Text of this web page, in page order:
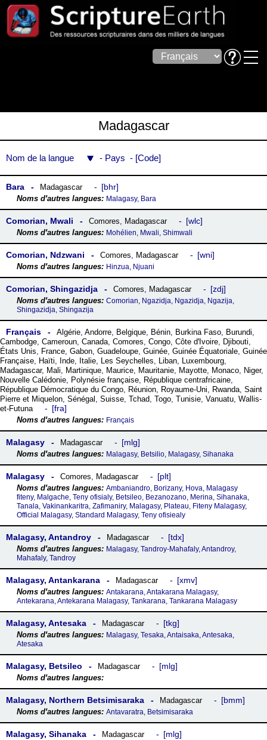
Madagascar
Nom de la langue Pays Code
Bara Madagascar bhr
Malagasy, Bara
Comorian, Mwali Comores, Madagascar wlc
Mohélien, Mwali, Shimwali
Comorian, Ndzwani Comores, Madagascar wni
Hinzua, Njuani
Comorian, Shingazidja Comores, Madagascar zdj
Comorian, Ngazidja, Ngazidja, Ngazija,
Shingazidja, Shingazija
Français Algérie, Andorre, Belgique, Bénin, Burkina Faso, Burundi,
Cambodge, Cameroun, Canada, Comores, Congo, Côte dꞌIvoire, Djibouti,
États Unis, France, Gabon, Guadeloupe, Guinée, Guinée Équatoriale, Guinée
Française, Haïti, Inde, Italie, Les Seychelles, Liban, Luxembourg,
Madagascar, Mali, Martinique, Maurice, Mauritanie, Mayotte, Monaco, Niger,
Nouvelle Calédonie, Polynésie française, République centrafricaine,
République Démocratique du Congo, Réunion, Royaume-Uni, Rwanda, Saint
Pierre et Miquelon, Sénégal , Suisse, Tchad, Togo, Tunisie, Vanuatu, Wallis-
et-Futuna
fra
Français
Malagasy Madagascar mlg
Malagasy, Betsilio, Malagasy, Sihanaka
Malagasy Comores, Madagascar plt
Ambaniandro, Borizany, Hova, Malagasy
fiteny, Malgache, Teny ofisialy, Betsileo, Bezanozano, Merina, Sihanaka,
Tanala, Vakinankaritra, Zafimaniry, Malagasy, Plateau, Fiteny Malagasy,
Official Malagasy, Standard Malagasy, Teny ofisiealy
Malagasy, Antandroy Madagascar tdx
Malagasy, Tandroy-Mahafaly, Antandroy,
Mahafaly, Tandroy
Malagasy, Antankarana Madagascar xmv
Antakarana, Antakarana Malagasy,
Antekarana, Antekarana Malagasy, Tankarana, Tankarana Malagasy
Malagasy, Antesaka Madagascar tkg
Malagasy, Tesaka, Antaisaka, Antesaka,
Atesaka
Malagasy, Betsileo Madagascar mlg
Malagasy, Northern Betsimisaraka Madagascar bmm
Antavaratra, Betsimisaraka
Malagasy, Sihanaka Madagascar mlg